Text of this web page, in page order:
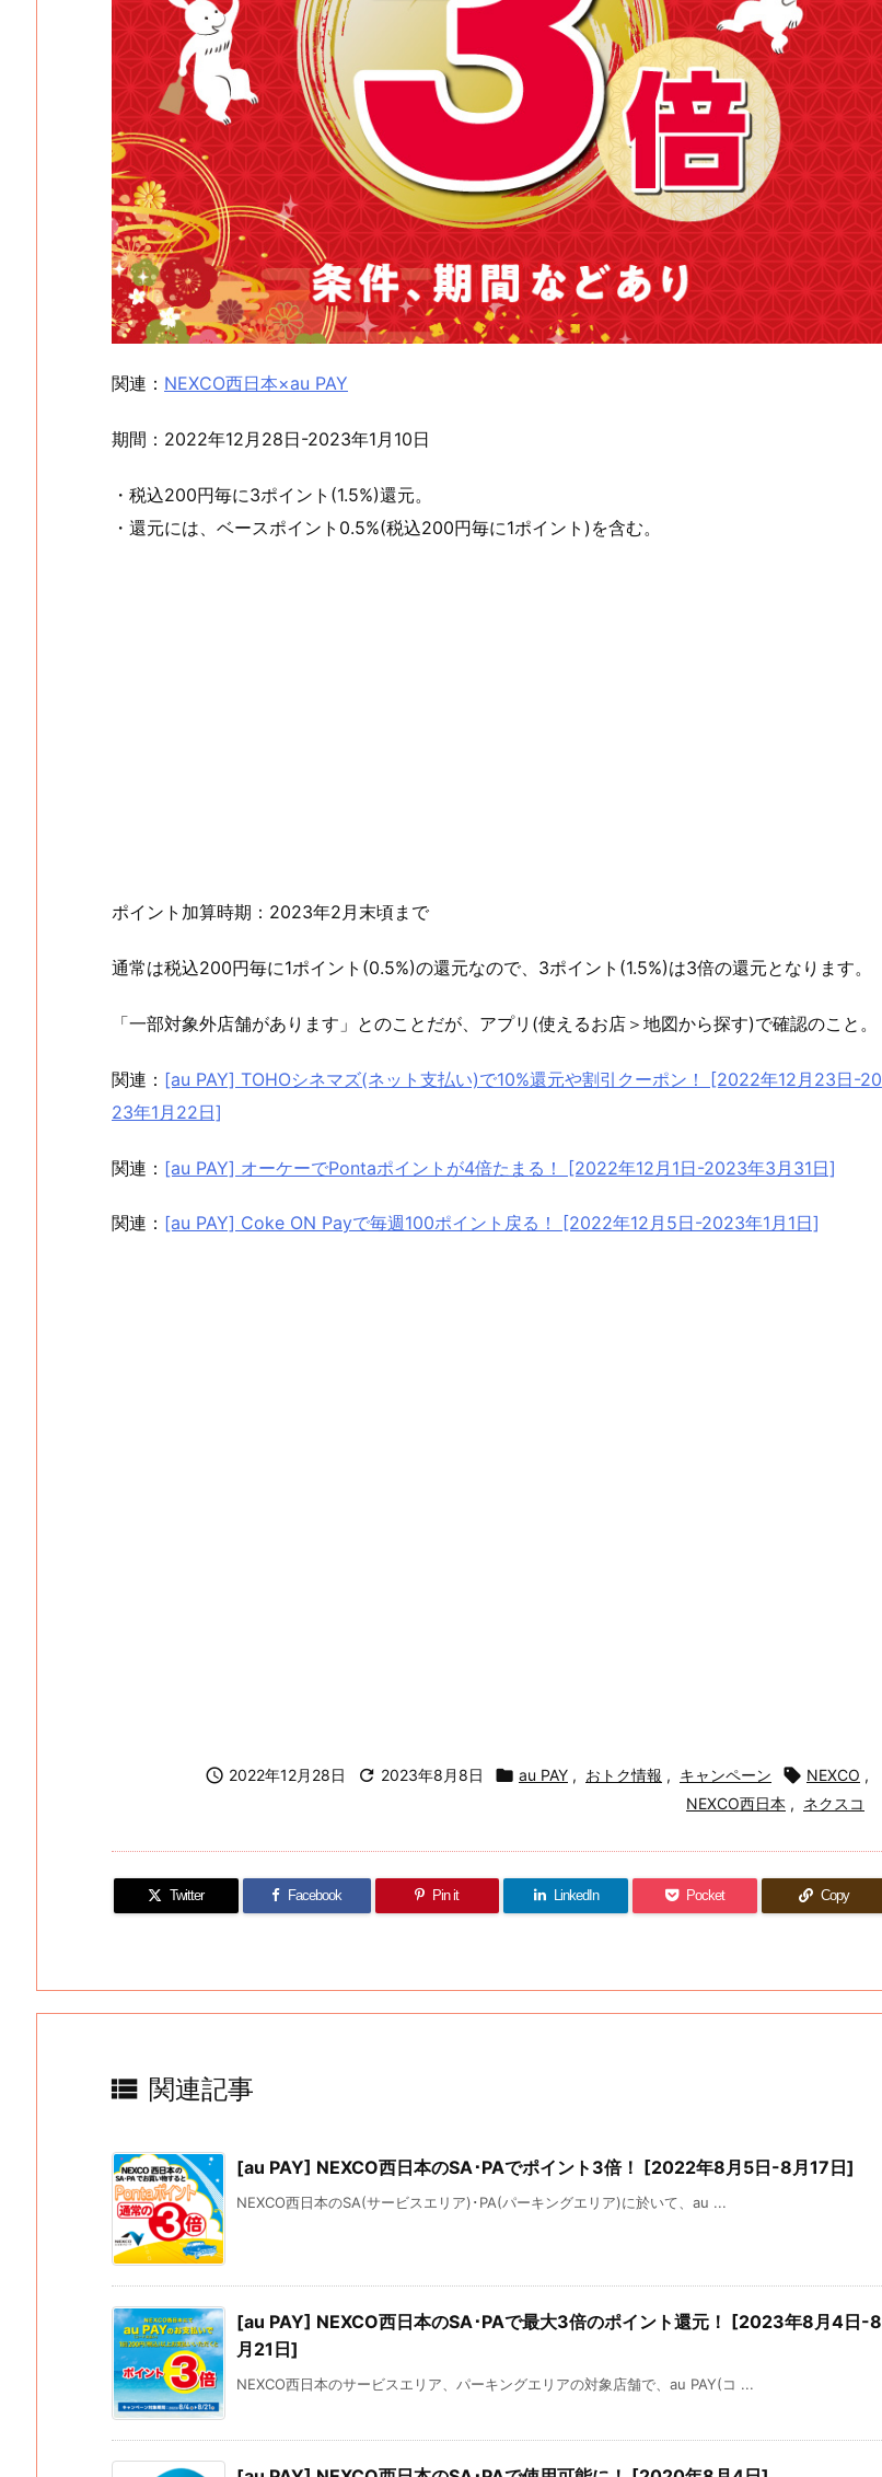
関連： NEXCO西日本×au PAY
期間：2022年12月28日-2023年1月10日
・税込200円毎に3ポイント(1.5%)還元。
・還元には、ベースポイント0.5%(税込200円毎に1ポイント)を含む。
ポイント加算時期：2023年2月末頃まで
通常は税込200円毎に1ポイント(0.5%)の還元なので、3ポイント(1.5%)は3倍の還元となります。
「一部対象外店舗があります」とのことだが、アプリ(使えるお店＞地図から探す)で確認のこと。
関連： [au PAY] TOHOシネマズ(ネット支払い)で10%還元や割引クーポン！ [2022年12月23日-20
23年1月22日]
関連： [au PAY] オーケーでPontaポイントが4倍たまる！ [2022年12月1日-2023年3月31日]
関連： [au PAY] Coke ON Payで毎週100ポイント戻る！ [2022年12月5日-2023年1月1日]
 2022年12月28日  2023年8月8日  au PAY , おトク情報 , キャンペーン  NEXCO ,
NEXCO西日本 , ネクスコ
Twitter Facebook Pin it LinkedIn Pocket Copy
 関連記事
[au PAY] NEXCO西日本のSA･PAでポイント3倍！ [2022年8月5日-8月17日]
NEXCO西日本のSA(サービスエリア)･PA(パーキングエリア)に於いて、au ...
[au PAY] NEXCO西日本のSA･PAで最大3倍のポイント還元！ [2023年8月4日-8
月21日]
NEXCO西日本のサービスエリア、パーキングエリアの対象店舗で、au PAY(コ ...